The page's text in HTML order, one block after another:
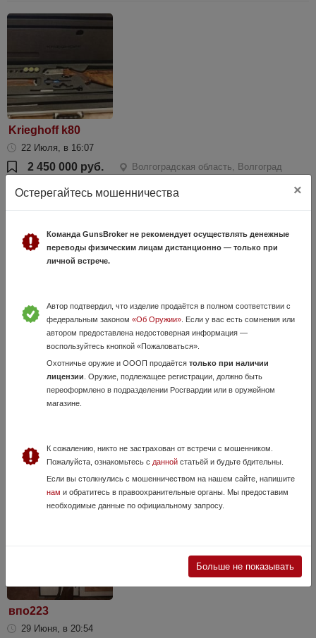
Krieghoff k80
22 Июля, в 16:07
2 450 000 руб.
Волгоградская область, Волгоград
Продам отличный вариант для стрелкового спорта, ружье
практически без настрела не больше 1.5 тысячи выстрелов, стволы
Беретта ЕS 100
6 Августа, в 15:11
99 000 руб.
сплавом по моему вечная, есть незначительные следы
транспартировки и носки на охоте,...
впо223
29 Июня, в 20:54
Остерегайтесь мошенничества ×
Команда GunsBroker не рекомендует осуществлять денежные
переводы физическим лицам дистанционно — только при
личной встрече.
Автор подтвердил, что изделие продаётся в полном соответствии с
федеральным законом «Об Оружии». Если у вас есть сомнения или
автором предоставлена недостоверная информация —
воспользуйтесь кнопкой «Пожаловаться».
Охотничье оружие и ОООП продаётся только при наличии
лицензии . Оружие, подлежащее регистрации, должно быть
переоформлено в подразделении Росгвардии или в оружейном
магазине.
К сожалению, никто не застрахован от встречи с мошенником.
Пожалуйста, ознакомьтесь с даннойстатьёй и будьте бдительны.
Если вы столкнулись с мошенничеством на нашем сайте, напишите
нам и обратитесь в правоохранительные органы. Мы предоставим
необходимые данные по официальному запросу.
Больше не показывать